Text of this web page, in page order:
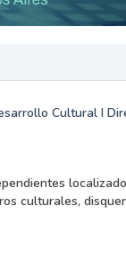
Cultural I
culturales,